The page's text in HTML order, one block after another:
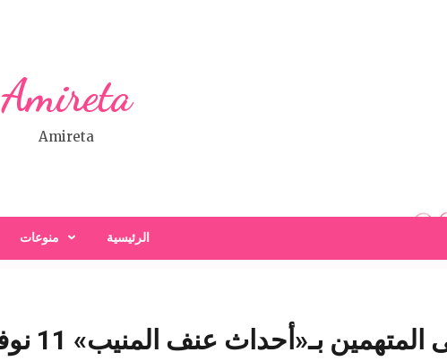
Amireta
Amireta
الرئيسية منوعات
بـ«أحداث عنف المنيب» 11 نوفمير- شبكة سبح الاخبارية